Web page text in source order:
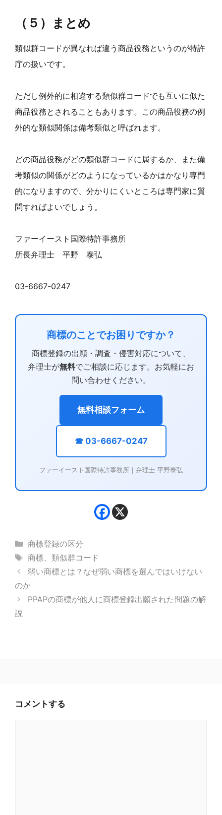
（５）まとめ
類似群コードが異なれば違う商品役務というのが特許
庁の扱いです。
ただし例外的に相違する類似群コードでも互いに似た
商品役務とされることもあります。この商品役務の例
外的な類似関係は備考類似と呼ばれます。
どの商品役務がどの類似群コードに属するか、また備
考類似の関係がどのようになっているかはかなり専門
的になりますので、分かりにくいところは専門家に質
問すればよいでしょう。
ファーイースト国際特許事務所
所長弁理士 平野 泰弘
03-6667-0247
商標のことでお困りですか？
商標登録の出願・調査・侵害対応について、
弁理士が無料でご相談に応じます。お気軽にお
問い合わせください。
無料相談フォーム
☎ 03-6667-0247
ファーイースト国際特許事務所｜弁理士 平野泰弘
カ
テ
ゴ
リ
ー
商標登録の区分
タ
グ
商標、 類似群コード
弱い商標とは？なぜ弱い商標を選んではいけない
のか
PPAPの商標が他人に商標登録出願された問題の解
説
コメントする